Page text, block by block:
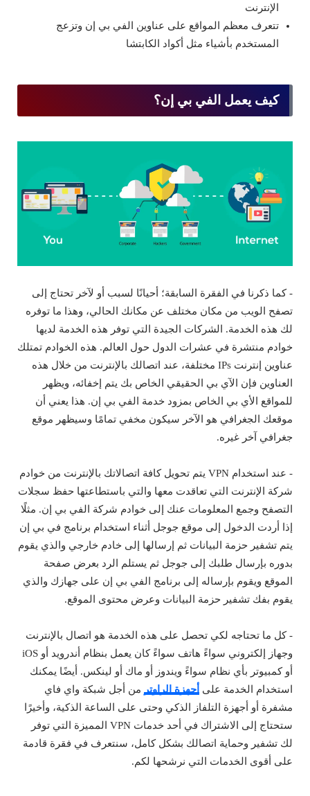
الإنترنت
تتعرف معظم المواقع على عناوين الفي بي إن وتزعج
المستخدم بأشياء مثل أكواد الكابتشا
كيف يعمل الفي بي إن؟
- كما ذكرنا في الفقرة السابقة؛ أحيانًا لسبب أو لآخر تحتاج إلى
تصفح الويب من مكان مختلف عن مكانك الحالي، وهذا ما توفره
لك هذه الخدمة. الشركات الجيدة التي توفر هذه الخدمة لديها
خوادم منتشرة في عشرات الدول حول العالم. هذه الخوادم تمتلك
عناوين إنترنت IPs مختلفة، عند اتصالك بالإنترنت من خلال هذه
العناوين فإن الآي بي الحقيقي الخاص بك يتم إخفائه، ويظهر
للمواقع الأي بي الخاص بمزود خدمة الفي بي إن. هذا يعني أن
موقعك الجغرافي هو الآخر سيكون مخفي تمامًا وسيظهر موقع
جغرافي آخر غيره.
- عند استخدام VPN يتم تحويل كافة اتصالاتك بالإنترنت من خوادم
شركة الإنترنت التي تعاقدت معها والتي باستطاعتها حفظ سجلات
التصفح وجمع المعلومات عنك إلى خوادم شركة الفي بي إن. مثلًا
إذا أردت الدخول إلى موقع جوجل أثناء استخدام برنامج في بي إن
يتم تشفير حزمة البيانات ثم إرسالها إلى خادم خارجي والذي يقوم
بدوره بإرسال طلبك إلى جوجل ثم يستلم الرد بعرض صفحة
الموقع ويقوم بإرساله إلى برنامج الفي بي إن على جهازك والذي
يقوم بفك تشفير حزمة البيانات وعرض محتوى الموقع.
- كل ما تحتاجه لكي تحصل على هذه الخدمة هو اتصال بالإنترنت
وجهاز إلكتروني سواءً هاتف سواءً كان يعمل بنظام أندرويد أو iOS
أو كمبيوتر بأي نظام سواءً ويندوز أو ماك أو لينكس. أيضًا يمكنك
استخدام الخدمة على أجهزة الراوتر من أجل شبكة واي فاي
مشفرة أو أجهزة التلفاز الذكي وحتى على الساعة الذكية، وأخيرًا
ستحتاج إلى الاشتراك في أحد خدمات VPN المميزة التي توفر
لك تشفير وحماية اتصالك بشكل كامل، سنتعرف في فقرة قادمة
على أقوى الخدمات التي نرشحها لكم.